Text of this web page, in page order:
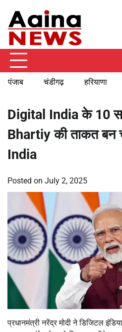
content
पंजाब चंडीगढ़ हरियाणा
Digital India के 10
Bhartiy की ताकत बन
India
Posted on July 2, 2025
प्रधानमंत्री नरेंद्र मोदी ने डिजिटल